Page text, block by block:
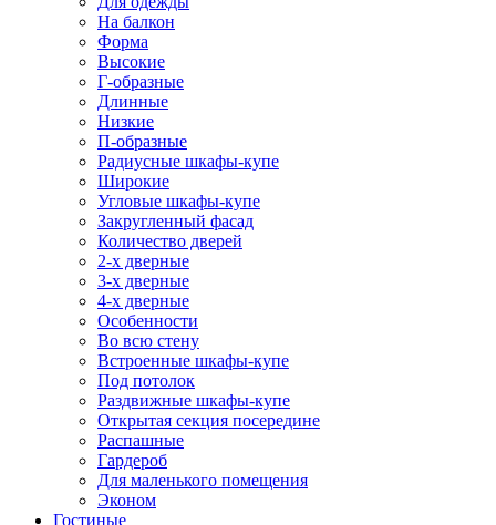
На балкон
Форма
Высокие
Г-образные
Длинные
Низкие
П-образные
Радиусные шкафы-купе
Широкие
Угловые шкафы-купе
Закругленный фасад
Количество дверей
2-х дверные
3-х дверные
4-х дверные
Особенности
Во всю стену
Встроенные шкафы-купе
Под потолок
Раздвижные шкафы-купе
Открытая секция посередине
Распашные
Гардероб
Для маленького помещения
Эконом
Гостиные